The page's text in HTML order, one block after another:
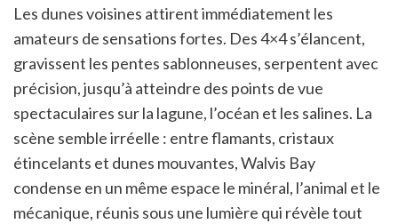
Les dunes voisines attirent immédiatement les
amateurs de sensations fortes. Des 4×4 s’élancent,
gravissent les pentes sablonneuses, serpentent avec
précision, jusqu’à atteindre des points de vue
spectaculaires sur la lagune, l’océan et les salines. La
scène semble irréelle : entre flamants, cristaux
étincelants et dunes mouvantes, Walvis Bay
condense en un même espace le minéral, l’animal et le
mécanique, réunis sous une lumière qui révèle tout